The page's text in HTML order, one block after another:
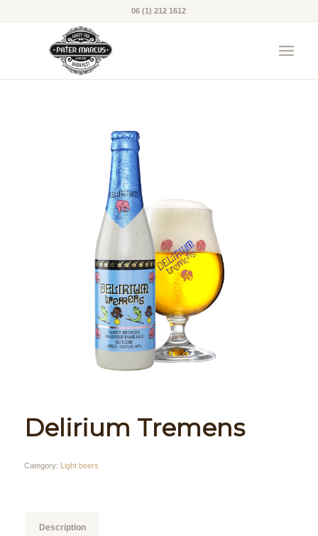
06 (1) 212 1612
Delirium Tremens
Category: Light beers
Description